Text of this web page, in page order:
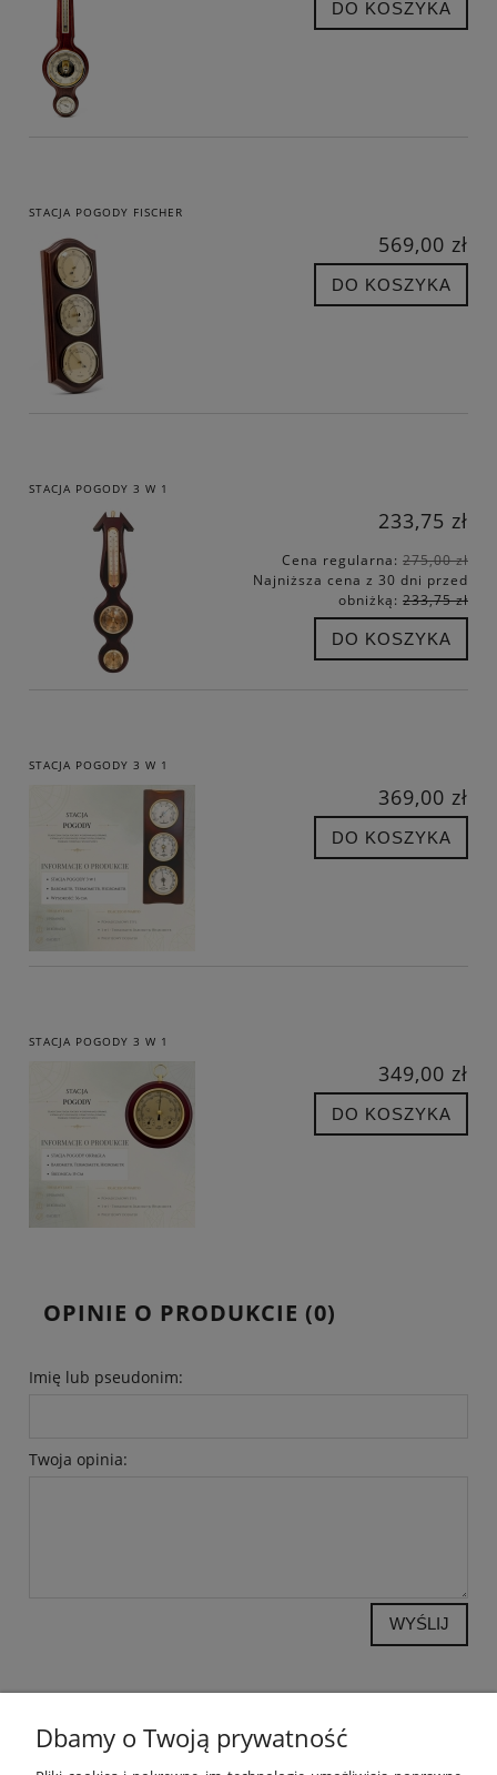
DO KOSZYKA
STACJA POGODY FISCHER
569,00 zł
DO KOSZYKA
STACJA POGODY 3 W 1
233,75 zł
Cena regularna: 275,00 zł
Najniższa cena z 30 dni przed
obniżką: 233,75 zł
DO KOSZYKA
STACJA POGODY 3 W 1
369,00 zł
DO KOSZYKA
STACJA POGODY 3 W 1
349,00 zł
DO KOSZYKA
OPINIE O PRODUKCIE (0)
Imię lub pseudonim:
Twoja opinia:
WYŚLIJ
POMOC
Dbamy o Twoją prywatność